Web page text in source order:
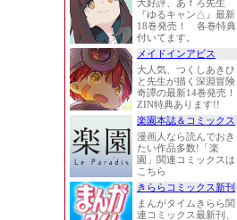
大好評、あｆろ先生
『ゆるキャン△』最新
18巻発売！ 各巻特典
付いてます。
メイドインアビス
大人気、つくしあきひ
と先生が描く深淵冒険
奇譚の最新14巻発売！
ZIN特典あります!!
楽園本誌＆コミックス
漫画人なら読んでおき
たい作品多数!「楽
園」関連コミックスは
こちら
きららコミックス新刊
まんがタイムきらら関
連コミックス最新刊、